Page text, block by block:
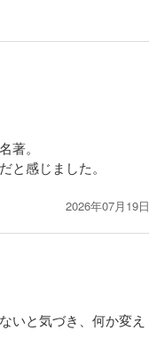
。
感じました。
2026年07月19日
いと気づき、何か変え